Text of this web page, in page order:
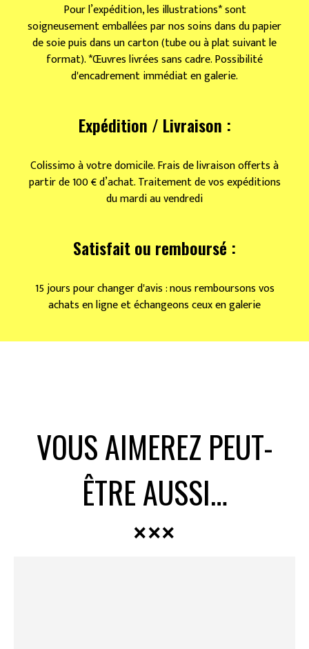
Pour l’expédition, les illustrations* sont
soigneusement emballées par nos soins dans du papier
de soie puis dans un carton (tube ou à plat suivant le
format). *Œuvres livrées sans cadre. Possibilité
d'encadrement immédiat en galerie.
Expédition / Livraison :
Colissimo à votre domicile. Frais de livraison offerts à
partir de 100 € d’achat. Traitement de vos expéditions
du mardi au vendredi
Satisfait ou remboursé :
15 jours pour changer d'avis : nous remboursons vos
achats en ligne et échangeons ceux en galerie
VOUS AIMEREZ PEUT-
ÊTRE AUSSI…